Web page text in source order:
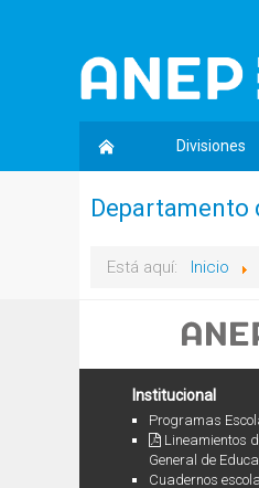
Divisiones
Departamento
Está aquí: Inicio
Institucional
Programas
Lineamientos
General de
Cuadernos